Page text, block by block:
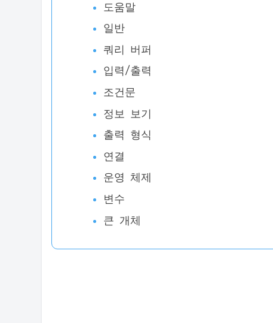
도움말
일반
쿼리 버퍼
입력/출력
조건문
정보 보기
출력 형식
연결
운영 체제
변수
큰 개체